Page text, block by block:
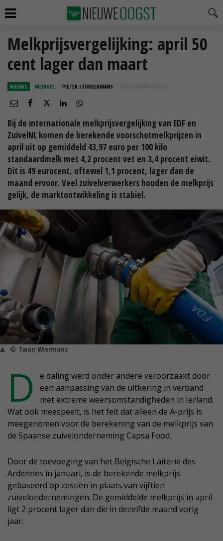
Melkprijsvergelijking: april 50
cent lager dan maart
NIEUWS MELKVEE PIETER STOKKERMANS 30 MEI 2024 OM 17:43
Bij de internationale melkprijsvergelijking van EDF en
ZuivelNL komen de berekende voorschotmelkprijzen in
april uit op gemiddeld 43,97 euro per 100 kilo
standaardmelk met 4,2 procent vet en 3,4 procent eiwit.
Dit is 49 eurocent, oftewel 1,1 procent, lager dan de
maand ervoor. Veel zuivelverwerkers houden de melkprijs
gelijk, de marktontwikkeling is stabiel.
© Twan Wiermans
D
e daling werd onder andere veroorzaakt door
een aanpassing van de uitkering in verband
met extreme weersomstandigheden in Ierland.
Wat ook meespeelt, is het feit dat alleen de A-prijs is
meegenomen voor de berekening van de melkprijs van
de Spaanse zuivelonderneming Capsa Food.
Door de toevoeging van het Belgische Laiterie des
Ardennes in januari, is de berekende melkprijs
gebaseerd op zestien in plaats van vijftien
zuivelondernemingen. De gemiddelde melkprijs in april
ligt 2 procent lager dan die in dezelfde maand vorig
jaar.